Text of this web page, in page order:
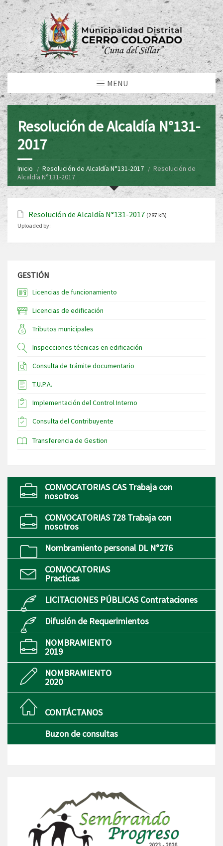
MENU
Resolución de Alcaldía N°131-
2017
Inicio Resolución de Alcaldía N°131-2017
Resolución de
Alcaldía N°131-2017
Resolución de Alcaldía N°131-2017 (287 kB)
Uploaded by:
GESTIÓN
Licencias de funcionamiento
Licencias de edificación
Tributos municipales
Inspecciones técnicas en edificación
Consulta de trámite documentario
T.U.P.A.
Implementación del Control Interno
Consulta del Contribuyente
Transferencia de Gestion
CONVOCATORIAS CAS Trabaja con
nosotros
CONVOCATORIAS 728 Trabaja con
nosotros
Nombramiento personal DL N°276
CONVOCATORIAS
Practicas
LICITACIONES PÚBLICAS Contrataciones
Difusión de Requerimientos
NOMBRAMIENTO
2019
NOMBRAMIENTO
2020
CONTÁCTANOS
Buzon de consultas